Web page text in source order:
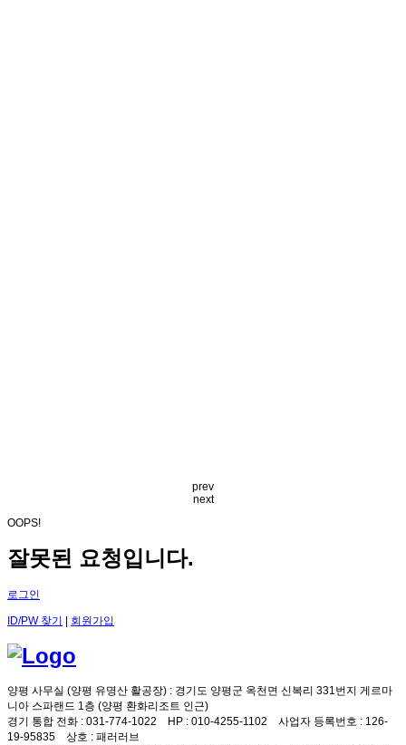
prev
next
OOPS!
잘못된 요청입니다.
로그인
ID/PW 찾기 회원가입
양평 사무실 (양평 유명산 활공장) : 경기도 양평군 옥천면 신복리 331번지 게르마
니아 스파랜드 1층 (양평 환화리조트 인근)
경기 통합 전화 : 031-774-1022 HP : 010-4255-1102 사업자 등록번호 : 126-
19-95835 상호 : 패러러브